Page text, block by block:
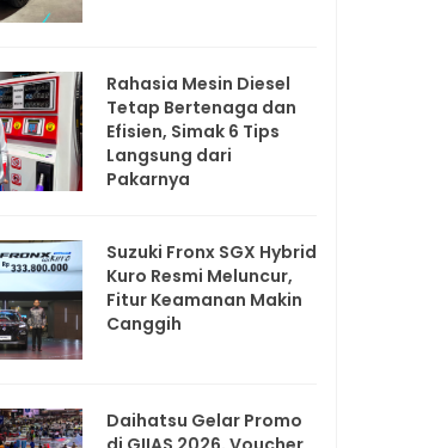
Rahasia Mesin Diesel
Tetap Bertenaga dan
Efisien, Simak 6 Tips
Langsung dari
Pakarnya
Suzuki Fronx SGX Hybrid
Kuro Resmi Meluncur,
Fitur Keamanan Makin
Canggih
Daihatsu Gelar Promo